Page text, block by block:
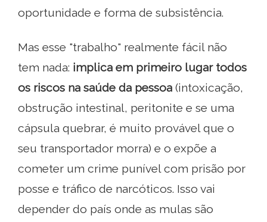
oportunidade e forma de subsistência.
Mas esse "trabalho" realmente fácil não
tem nada: implica em primeiro lugar todos
os riscos na saúde da pessoa (intoxicação,
obstrução intestinal, peritonite e se uma
cápsula quebrar, é muito provável que o
seu transportador morra) e o expõe a
cometer um crime punível com prisão por
posse e tráfico de narcóticos. Isso vai
depender do país onde as mulas são